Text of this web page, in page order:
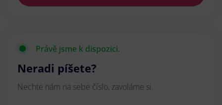
Právě jsme k dispozici.
Neradi píšete?
Nechte nám na sebe číslo, zavoláme si.